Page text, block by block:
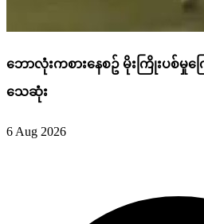
ဘောလုံးကစားနေစဥ် မိုးကြိုးပစ်မှုက
သေဆုံး
6 Aug 2026